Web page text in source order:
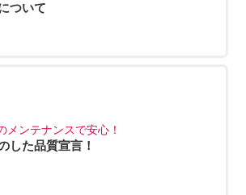
ついて
メンテナンスで安心！
した品質宣言！